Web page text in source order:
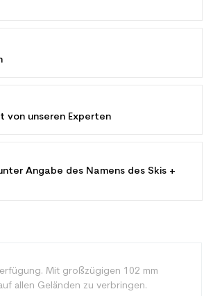
von unseren Experten
Angabe des Namens des Skis +
Mit großzügigen 102 mm
allen Geländen zu verbringen.